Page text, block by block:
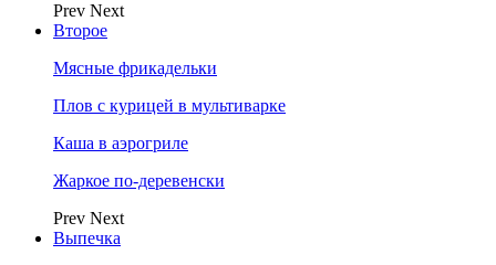
Prev Next
Второе
Мясные фрикадельки
Плов с курицей в мультиварке
Каша в аэрогриле
Жаркое по-деревенски
Prev Next
Выпечка